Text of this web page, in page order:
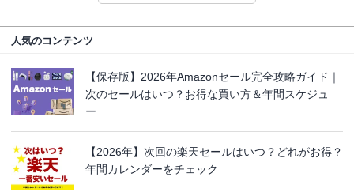
人気のコンテンツ
【保存版】2026年Amazonセール完全攻略ガイド｜
次のセールはいつ？お得な買い方＆年間スケジュ
ー...
【2026年】次回の楽天セールはいつ？どれがお得？
年間カレンダーをチェック